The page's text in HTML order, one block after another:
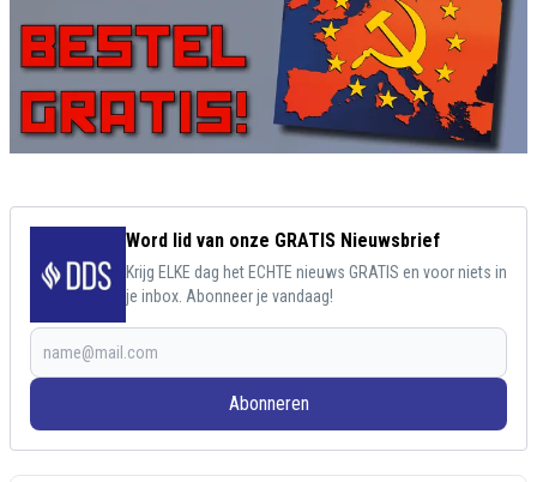
Word lid van onze GRATIS Nieuwsbrief
Krijg ELKE dag het ECHTE nieuws GRATIS en voor niets in
je inbox. Abonneer je vandaag!
Abonneren